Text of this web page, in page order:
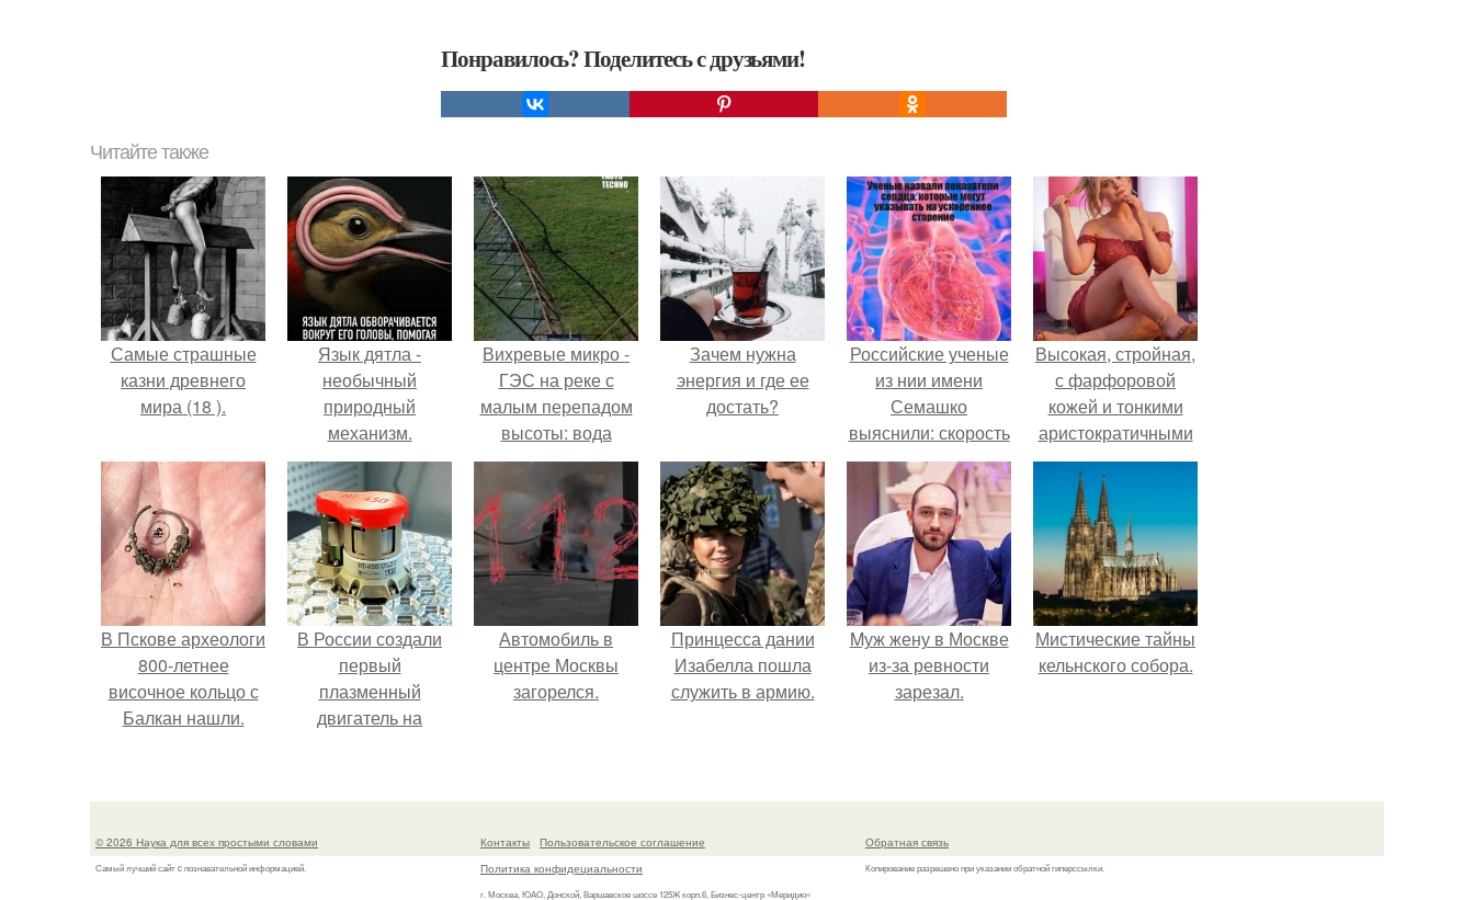
Понравилось? Поделитесь с друзьями!
Читайте также
Самые страшные
казни древнего
мира (18 ).
Язык дятла -
необычный
природный
механизм.
Вихревые микро -
ГЭС на реке с
малым перепадом
высоты: вода
закручивается в
бетонной камере и
вращает
вертикальную
турбину.
Зачем нужна
энергия и где ее
достать?
Российские ученые
из нии имени
Семашко
выяснили: скорость
старения напрямую
зависит от
состояния сосудов
и работы сердца.
Высокая, стройная,
с фарфоровой
кожей и тонкими
аристократичными
чертами, эль
выглядит так, будто
сошла с полотна
художника.
В Пскове археологи
800-летнее
височное кольцо с
Балкан нашли.
В России создали
первый
плазменный
двигатель на
Автомобиль в
центре Москвы
загорелся.
Принцесса дании
Изабелла пошла
служить в армию.
Mуж жену в Москве
из-за ревности
зарезал.
Мистические тайны
кельнского собора.
© 2026 Наука для всех простыми словами
Самый лучший сайт c познавательной информацией.
Контакты
Пользовательское соглашение
Политика конфидециальности
г. Москва, ЮАО, Донской, Варшавское шоссе 125Ж корп.6, Бизнес-центр «Меридио»
Обратная связь
Копирование разрешено при указании обратной гиперссылки.